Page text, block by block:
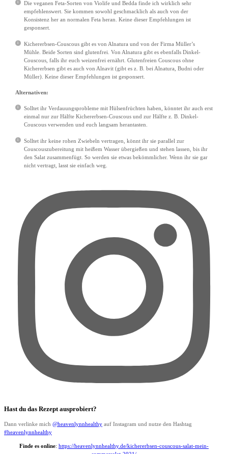
Die veganen Feta-Sorten von Violife und Bedda finde ich wirklich sehr
empfehlenswert. Sie kommen sowohl geschmacklich als auch von der
Konsistenz her an normalen Feta heran. Keine dieser Empfehlungen ist
gesponsert.
Kichererbsen-Couscous gibt es von Alnatura und von der Firma Müller’s
Mühle. Beide Sorten sind glutenfrei. Von Alnatura gibt es ebenfalls Dinkel-
Couscous, falls ihr euch weizenfrei ernährt. Glutenfreien Couscous ohne
Kichererbsen gibt es auch von Alnavit (gibt es z. B. bei Alnatura, Budni oder
Müller). Keine dieser Empfehlungen ist gesponsert.
Alternativen:
Solltet ihr Verdauungsprobleme mit Hülsenfrüchten haben, könntet ihr auch erst
einmal nur zur Hälfte Kichererbsen-Couscous und zur Hälfte z. B. Dinkel-
Couscous verwenden und euch langsam herantasten.
Solltet ihr keine rohen Zwiebeln vertragen, könnt ihr sie parallel zur
Couscouszubereitung mit heißem Wasser übergießen und stehen lassen, bis ihr
den Salat zusammenfügt. So werden sie etwas bekömmlicher. Wenn ihr sie gar
nicht vertragt, lasst sie einfach weg.
Hast du das Rezept ausprobiert?
Dann verlinke mich @heavenlynnhealthy auf Instagram und nutze den Hashtag
#heavenlynnhealthy
Finde es online: https://heavenlynnhealthy.de/kichererbsen-couscous-salat-mein-